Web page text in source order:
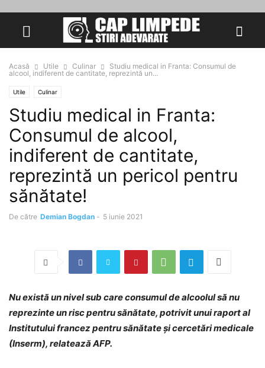
Acasă Utile Culinar
Studiu medical in Franta: Consumul de
alcool, indiferent de cantitate, reprezintă un...
Utile Culinar
Studiu medical in Franta:
Consumul de alcool,
indiferent de cantitate,
reprezintă un pericol pentru
sănătate!
De către Demian Bogdan - 5 iunie 2021
Nu există un nivel sub care consumul de alcoolul să nu
reprezinte un risc pentru sănătate, potrivit unui raport al
Institutului francez pentru sănătate şi cercetări medicale
(Inserm), relatează AFP.